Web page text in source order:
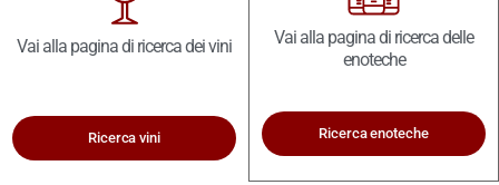
Vai alla pagina di ricerca dei vini
Ricerca vini
Vai alla pagina di ricerca delle
enoteche
Ricerca enoteche